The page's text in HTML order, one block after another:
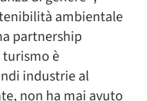
ambientale
partnership
è
industrie al
non ha mai avuto